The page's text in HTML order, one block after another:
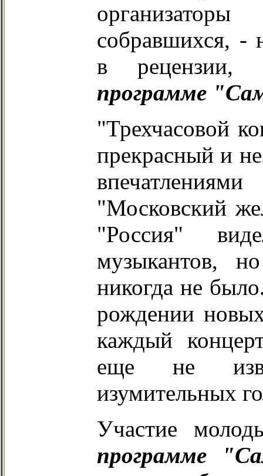
собравшихся, -
в рецензии,
программе
"Трехчасовой
прекрасный и
"Московский
"Россия"
музыкантов,
никогда не
рождении
каждый
еще не
изумительных
Участие
программе